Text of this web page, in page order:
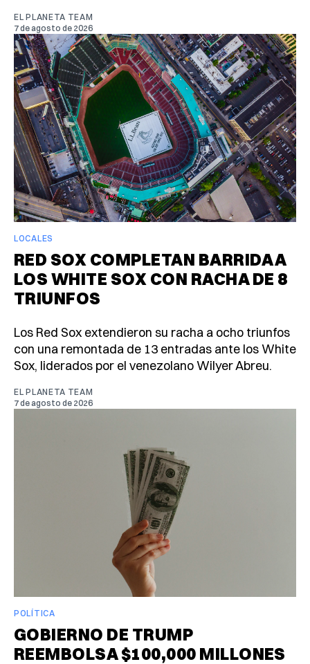
EL PLANETA TEAM
7 de agosto de 2026
LOCALES
RED SOX COMPLETAN BARRIDA A
LOS WHITE SOX CON RACHA DE 8
TRIUNFOS
Los Red Sox extendieron su racha a ocho triunfos
con una remontada de 13 entradas ante los White
Sox, liderados por el venezolano Wilyer Abreu.
EL PLANETA TEAM
7 de agosto de 2026
POLÍTICA
GOBIERNO DE TRUMP
REEMBOLSA $100,000 MILLONES